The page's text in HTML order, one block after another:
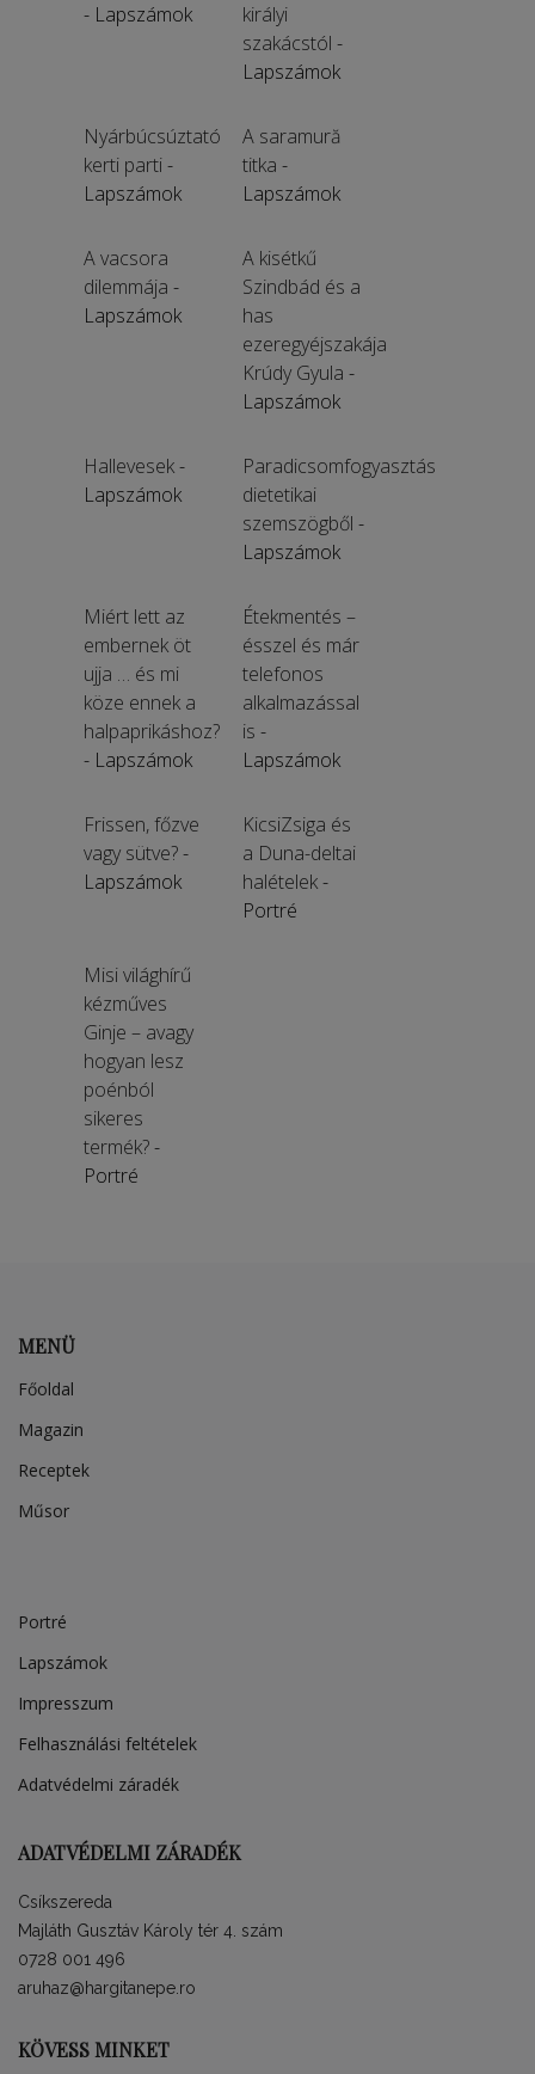
- Lapszámok
királyi
szakácstól -
Lapszámok
Nyárbúcsúztató
kerti parti-
Lapszámok
A saramură
titka -
Lapszámok
A vacsora
dilemmája -
Lapszámok
A kisétkű
Szindbád és a
has
ezeregyéjszakája
Krúdy Gyula -
Lapszámok
Hallevesek-
Lapszámok
Paradicsomfogyasztás
dietetikai
szemszögből -
Lapszámok
Miért lett az
embernek öt
ujja … és mi
köze ennek a
halpaprikáshoz?
- Lapszámok
Étekmentés –
ésszel és már
telefonos
alkalmazással
is -
Lapszámok
Frissen, főzve
vagy sütve?-
Lapszámok
KicsiZsiga és
a Duna-deltai
halételek-
Portré
Misi világhírű
kézműves
Ginje – avagy
hogyan lesz
poénból
sikeres
termék?-
Portré
MENÜ
Főoldal
Magazin
Receptek
Műsor
Portré
Lapszámok
Impresszum
Felhasználási feltételek
Adatvédelmi záradék
ADATVÉDELMI ZÁRADÉK
Csíkszereda
Majláth Gusztáv Károly tér 4. szám
0728 001 496
aruhaz@hargitanepe.ro
KÖVESS MINKET